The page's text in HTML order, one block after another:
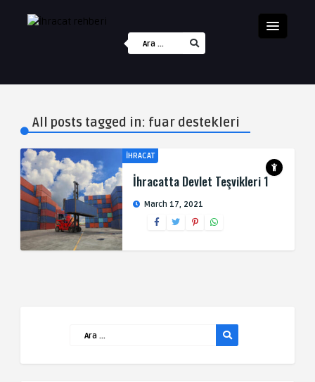
All posts tagged in: fuar destekleri
İHRACAT
İhracatta Devlet Teşvikleri 1
March 17, 2021